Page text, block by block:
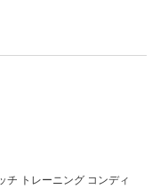
チ トレーニング コンディ